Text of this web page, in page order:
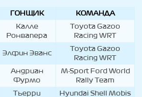
ГОНЩИК КОМАНДА
Калле
Ронвапера
Toyota Gazoo
Racing WRT
Элфин Эванс
Toyota Gazoo
Racing WRT
Андриан
Фурмо
M-Sport Ford World
Rally Team
Тьерри
Hyundai Shell Mobis